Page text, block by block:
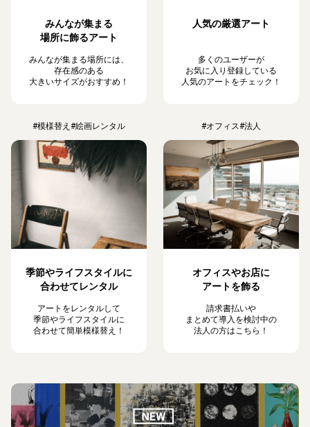
みんなが集まる
場所に飾るアート
みんなが集まる場所には、
存在感のある
大きいサイズがおすすめ！
人気の厳選アート
多くのユーザーが
お気に入り登録している
人気のアートをチェック！
#模様替え #絵画レンタル
季節やライフスタイルに
合わせてレンタル
アートをレンタルして
季節やライフスタイルに
合わせて簡単模様替え！
#オフィス#法人
オフィスやお店に
アートを飾る
請求書払いや
まとめて導入を検討中の
法人の方はこちら！